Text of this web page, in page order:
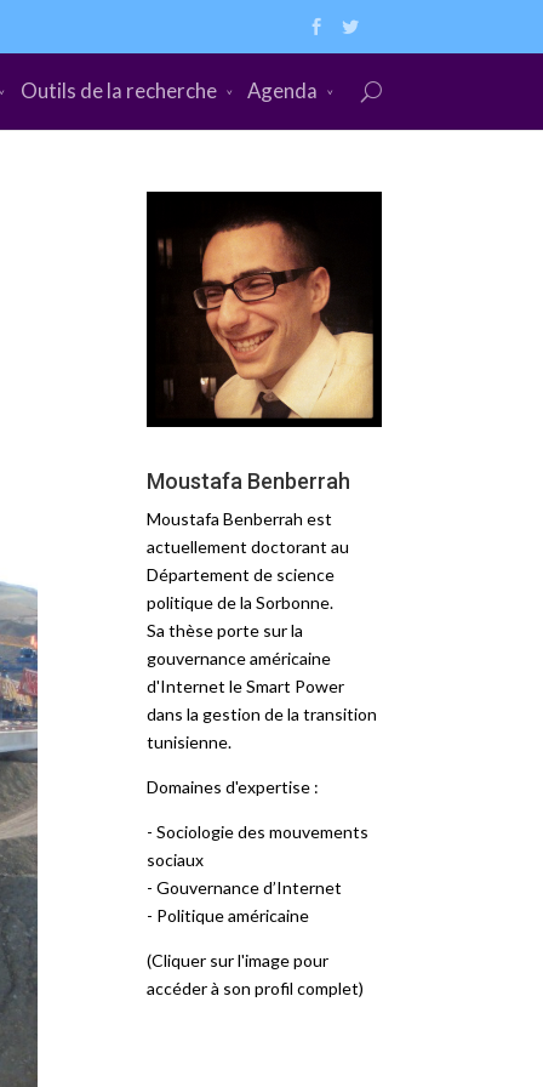
Outils de la recherche Agenda
Moustafa Benberrah
Moustafa Benberrah est
actuellement doctorant au
Département de science
politique de la Sorbonne.
Sa thèse porte sur la
gouvernance américaine
d'Internet le Smart Power
dans la gestion de la transition
tunisienne.
Domaines d'expertise :
- Sociologie des mouvements
sociaux
- Gouvernance d’Internet
- Politique américaine
(Cliquer sur l'image pour
accéder à son profil complet)